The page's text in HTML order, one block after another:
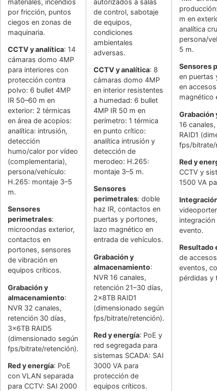
por fricción, puntos
ciegos en zonas de
maquinaria.
CCTV y analítica: 14
cámaras domo 4MP
para interiores con
protección contra
polvo: 6 bullet 4MP
IR 50–60 m en
exterior: 2 térmicas
en área de acopios:
analítica: intrusión,
detección
humo/calor por vídeo
(complementaria),
persona/vehículo:
H.265: montaje 3–5
m.
Sensores
perimetrales:
microondas exterior,
contactos en
portones, sensores
de vibración en
equipos críticos.
Grabación y
almacenamiento:
NVR 32 canales,
retención 30 días,
3x6TB RAID5
(dimensionado según
fps/bitrate/retención).
Red y energía: PoE
con VLAN separada
para CCTV: SAI 2000
de control, sabotaje
de equipos,
condiciones
ambientales
adversas.
CCTV y analítica: 8
cámaras domo 4MP
en interior resistentes
a humedad: 6 bullet
4MP IR 50 m en
perímetro: 1 térmica
en punto crítico:
analítica intrusión y
detección de
merodeo: H.265:
montaje 3–5 m.
Sensores
perimetrales: doble
haz IR, contactos en
puertas y portones,
lazo magnético en
entrada de vehículos.
Grabación y
almacenamiento:
NVR 16 canales,
retención 21–30 días,
2x8TB RAID1
(dimensionado según
fps/bitrate/retención).
Red y energía: PoE y
red segregada para
sistemas SCADA: SAI
3000 VA para
protección de
equipos críticos.
m en
analítica
persona/
5 m.
Sensores
en puertas
en
magnético
Grabación
16
RAID1
fps/bitrate/
Red y
CCTV y
1500 VA
evento.
Resultado
de
eventos,
pérdidas y